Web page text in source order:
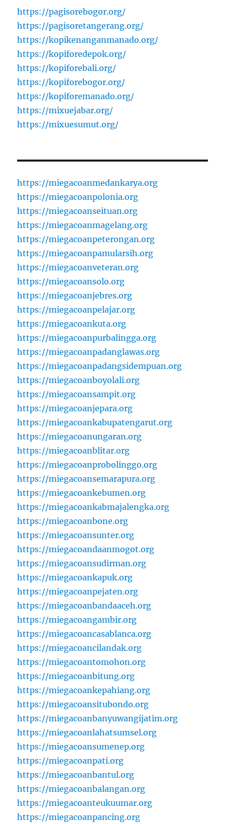
https://pagisorebogor.org/
https://pagisoretangerang.org/
https://kopikenanganmanado.org/
https://kopiforedepok.org/
https://kopiforebali.org/
https://kopiforebogor.org/
https://kopiforemanado.org/
https://mixuejabar.org/
https://mixuesumut.org/
https://miegacoanmedankarya.org
https://miegacoanpolonia.org
https://miegacoanseituan.org
https://miegacoanmagelang.org
https://miegacoanpeterongan.org
https://miegacoanpamularsih.org
https://miegacoanveteran.org
https://miegacoansolo.org
https://miegacoanjebres.org
https://miegacoanpelajar.org
https://miegacoankuta.org
https://miegacoanpurbalingga.org
https://miegacoanpadanglawas.org
https://miegacoanpadangsidempuan.org
https://miegacoanboyolali.org
https://miegacoansampit.org
https://miegacoanjepara.org
https://miegacoankabupatengarut.org
https://miegacoanungaran.org
https://miegacoanblitar.org
https://miegacoanprobolinggo.org
https://miegacoansemarapura.org
https://miegacoankebumen.org
https://miegacoankabmajalengka.org
https://miegacoanbone.org
https://miegacoansunter.org
https://miegacoandaanmogot.org
https://miegacoansudirman.org
https://miegacoankapuk.org
https://miegacoanpejaten.org
https://miegacoanbandaaceh.org
https://miegacoangambir.org
https://miegacoancasablanca.org
https://miegacoancilandak.org
https://miegacoantomohon.org
https://miegacoanbitung.org
https://miegacoankepahiang.org
https://miegacoansitubondo.org
https://miegacoanbanyuwangijatim.org
https://miegacoanlahatsumsel.org
https://miegacoansumenep.org
https://miegacoanpati.org
https://miegacoanbantul.org
https://miegacoanbalangan.org
https://miegacoanteukuumar.org
https://miegacoanpancing.org